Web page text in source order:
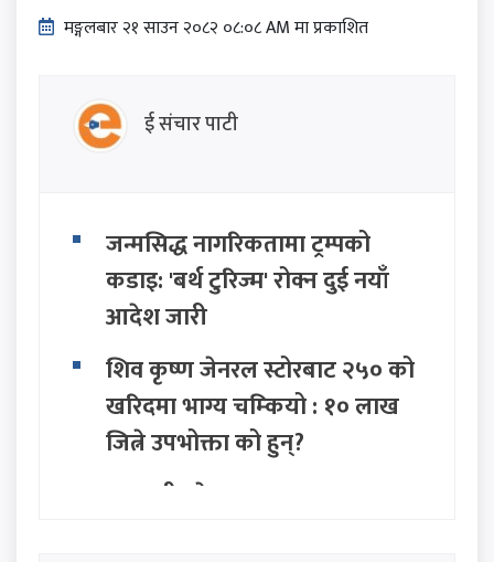
मङ्गलबार २१ साउन २०८२ ०८:०८ AM मा प्रकाशित
ई संचार पाटी
जन्मसिद्ध नागरिकतामा ट्रम्पको
कडाइ: 'बर्थ टुरिज्म' रोक्न दुई नयाँ
आदेश जारी
शिव कृष्ण जेनरल स्टोरबाट २५० को
खरिदमा भाग्य चम्कियो : १० लाख
जित्ने उपभोक्ता को हुन्?
बागमती प्रदेश सरकार गठनमा